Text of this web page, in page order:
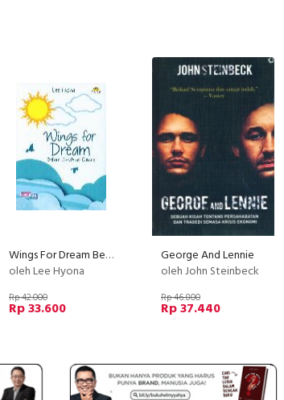
Wings For Dream Before Sunshine Comes
oleh Lee Hyona
Rp 42.000
Rp 33.600
George And Lennie
oleh John Steinbeck
Rp 46.800
Rp 37.440